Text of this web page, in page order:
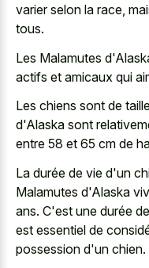
varier selon la race,
tous.
Les Malamutes
actifs et amicaux qui
Les chiens sont de
d'Alaska sont
entre 58 et 65 cm de
La durée de vie d'un
Malamutes d'Alaska
ans. C'est une durée
est essentiel de
possession d'un chien.